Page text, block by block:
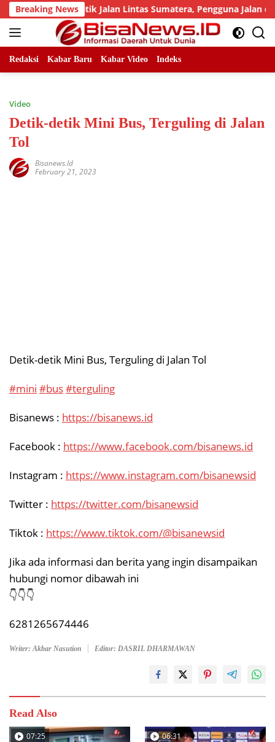
Skip
to
content
Breaking News
Sejumlah Titik Jalan Lintas Sumatera, Pengguna Jalan
Redaksi Kabar Baru Kabar Video Indeks
Video
Detik-detik Mini Bus, Terguling di Jalan
Tol
Bisanews.id
February 21, 2023
Detik-detik Mini Bus, Terguling di Jalan Tol
#mini #bus#terguling
Bisanews : https://bisanews.id
Facebook : https://www.facebook.com/bisanews.id
Instagram : https://www.instagram.com/bisanewsid
Twitter : https://twitter.com/bisanewsid
Tiktok : https://www.tiktok.com/@bisanewsid
Jika ada informasi dan berita yang ingin disampaikan
hubungi nomor dibawah ini
👇👇👇
6281265674446
Writer: Akbar Nasution Editor: DASRIL DHARMAWAN
Read Also
07:25 06:31